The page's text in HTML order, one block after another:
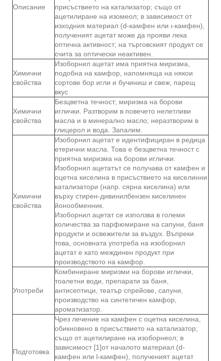
Описание
присъствието на катализатор; също от
ацетилиране на изомеол; в зависимост от
изходния материал (d-камфен или ι-камфен),
полученият ацетат може да прояви лека
оптична активност; на търговският продукт се
счита за оптически неактивен.
Химични
свойства
Изоборнил ацетат има приятна миризма,
подобна на камфор, напомняща на някои
сортове бор игли и бучиниш и свеж, парещ
вкус
Химични
свойства
Безцветна течност; миризма на борови
иглички. Разтворим в повечето нелетливи
масла и в минерално масло; неразтворим в
глицерол и вода. Запалим.
Химични
свойства
Изоборнил ацетат е идентифициран в редица
етерични масла. Това е безцветна течност с
приятна миризма на борови иглички.
Изоборнил ацетатът се получава от камфен и
оцетна киселина в присъствието на киселинни
катализатори (напр. сярна киселина) или
върху стирен-дивинилбензен киселинен
йонообменник.
Изоборнил ацетат се използва в големи
количества за парфюмиране на сапуни, баня
продукти и освежители за въздух. Въпреки
това, основната употреба на изоборнил
ацетат е като междинен продукт при
производството на камфор.
Употреби
Комбиниране миризми на борови иглички,
тоалетни води, препарати за баня,
антисептици, театър спрейове, сапуни,
производство на синтетичен камфор,
ароматизатор.
Подготовка
Чрез лечение на камфен с оцетна киселина,
обикновено в присъствието на катализатор;
също от ацетилиране на изоборнеол; в
зависимост [1]от началото материал (d-
камфен или l-камфен), полученият ацетат